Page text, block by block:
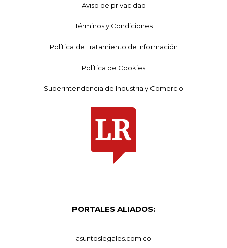
Aviso de privacidad
Términos y Condiciones
Política de Tratamiento de Información
Política de Cookies
Superintendencia de Industria y Comercio
PORTALES ALIADOS:
asuntoslegales.com.co